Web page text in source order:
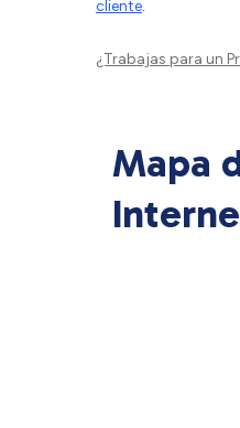
cliente.
¿Trabajas para un
Mapa